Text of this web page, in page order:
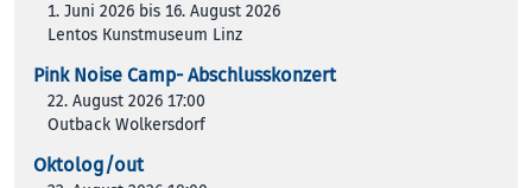
1. Juni 2026 bis 16. August 2026
Lentos Kunstmuseum Linz
Pink Noise Camp- Abschlusskonzert
22. August 2026 17:00
Outback Wolkersdorf
Oktolog/out